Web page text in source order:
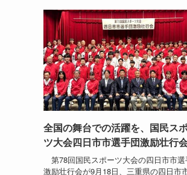
全国の舞台での活躍を、国民ス
ツ大会四日市市選手団激励壮行
第78回国民スポーツ大会の四日市市選
激励壮行会が9月18日、三重県の四日市